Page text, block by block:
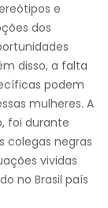
e
dos
disso, a falta
podem
mulheres. A
foi durante
colegas negras
vividas
no Brasil país